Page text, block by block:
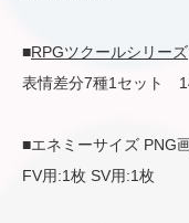
■RPGツクールシリーズ
表情差分7種1セット
■エネミーサイズ PNG
FV用:1枚 SV用:1枚